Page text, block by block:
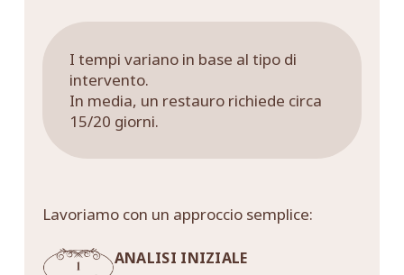
I tempi variano in base al tipo di
intervento.
In media, un restauro richiede circa
15/20 giorni.
Lavoriamo con un approccio semplice:
ANALISI INIZIALE